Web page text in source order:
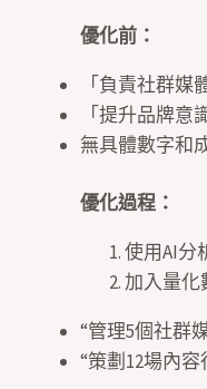
優化前：
「負責社群媒
「提升品牌意
無具體數字和
優化過程：
使用AI分
加入量化
“管理5個社群
“策劃12場內